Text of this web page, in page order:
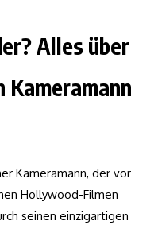
Alles über
Kameramann
Kameramann, der vor
Hollywood-Filmen
seinen einzigartigen